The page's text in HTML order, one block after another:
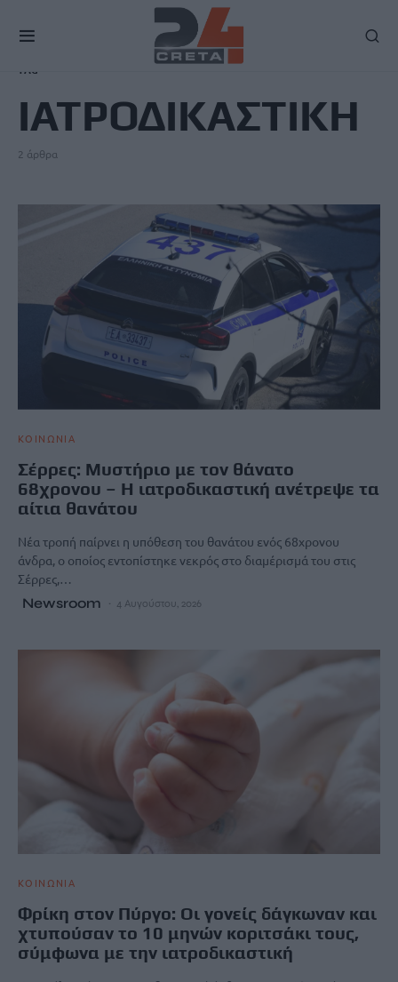
TAG
ΙΑΤΡΟΔΙΚΑΣΤΙΚΗ
2 άρθρα
ΚΟΙΝΩΝΙΑ
Σέρρες: Μυστήριο με τον θάνατο
68χρονου – Η ιατροδικαστική ανέτρεψε τα
αίτια θανάτου
Νέα τροπή παίρνει η υπόθεση του θανάτου ενός 68χρονου
άνδρα, ο οποίος εντοπίστηκε νεκρός στο διαμέρισμά του στις
Σέρρες,…
Newsroom 4 Αυγούστου, 2026
ΚΟΙΝΩΝΙΑ
Φρίκη στον Πύργο: Οι γονείς δάγκωναν και
χτυπούσαν το 10 μηνών κοριτσάκι τους,
σύμφωνα με την ιατροδικαστική